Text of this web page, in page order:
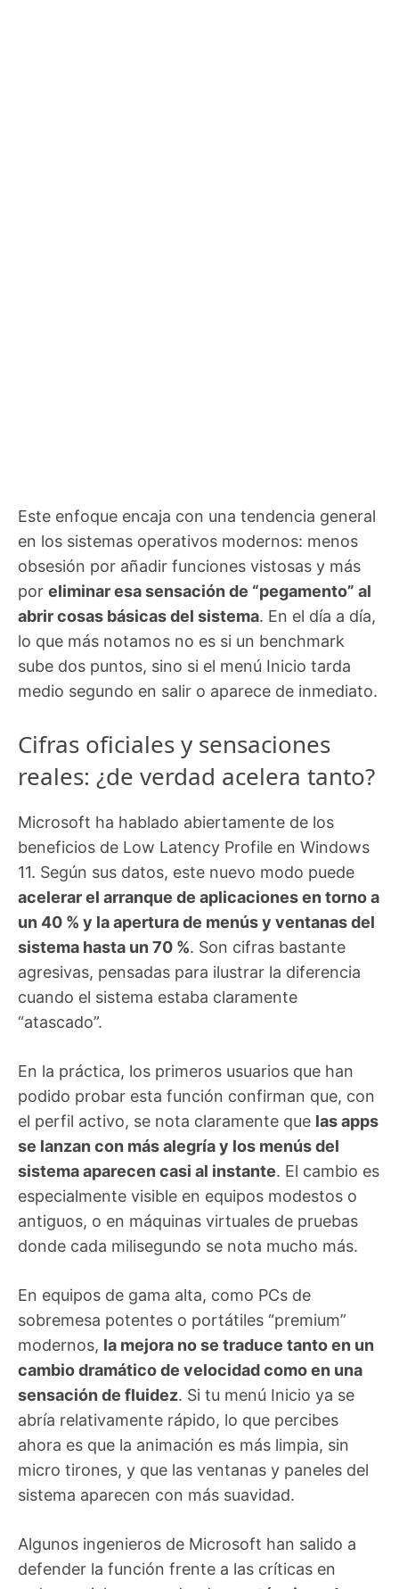
Este enfoque encaja con una tendencia general
en los sistemas operativos modernos: menos
obsesión por añadir funciones vistosas y más
por eliminar esa sensación de “pegamento” al
abrir cosas básicas del sistema. En el día a día,
lo que más notamos no es si un benchmark
sube dos puntos, sino si el menú Inicio tarda
medio segundo en salir o aparece de inmediato.
Cifras oficiales y sensaciones
reales: ¿de verdad acelera tanto?
Microsoft ha hablado abiertamente de los
beneficios de Low Latency Profile en Windows
11. Según sus datos, este nuevo modo puede
acelerar el arranque de aplicaciones en torno a
un 40 % y la apertura de menús y ventanas del
sistema hasta un 70 %. Son cifras bastante
agresivas, pensadas para ilustrar la diferencia
cuando el sistema estaba claramente
“atascado”.
En la práctica, los primeros usuarios que han
podido probar esta función confirman que, con
el perfil activo, se nota claramente que las apps
se lanzan con más alegría y los menús del
sistema aparecen casi al instante. El cambio es
especialmente visible en equipos modestos o
antiguos, o en máquinas virtuales de pruebas
donde cada milisegundo se nota mucho más.
En equipos de gama alta, como PCs de
sobremesa potentes o portátiles “premium”
modernos, la mejora no se traduce tanto en un
cambio dramático de velocidad como en una
sensación de fluidez. Si tu menú Inicio ya se
abría relativamente rápido, lo que percibes
ahora es que la animación es más limpia, sin
micro tirones, y que las ventanas y paneles del
sistema aparecen con más suavidad.
Algunos ingenieros de Microsoft han salido a
defender la función frente a las críticas en